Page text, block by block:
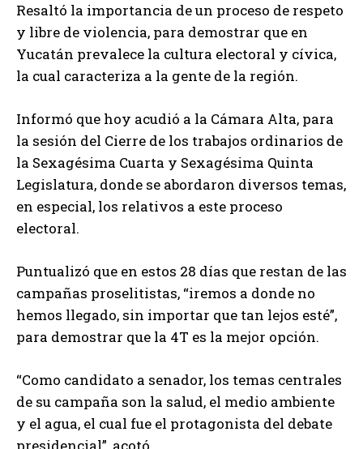
Resaltó la importancia de un proceso de respeto
y libre de violencia, para demostrar que en
Yucatán prevalece la cultura electoral y cívica,
la cual caracteriza a la gente de la región.
Informó que hoy acudió a la Cámara Alta, para
la sesión del Cierre de los trabajos ordinarios de
la Sexagésima Cuarta y Sexagésima Quinta
Legislatura, donde se abordaron diversos temas,
en especial, los relativos a este proceso
electoral.
Puntualizó que en estos 28 días que restan de las
campañas proselitistas, “iremos a donde no
hemos llegado, sin importar que tan lejos esté”,
para demostrar que la 4T es la mejor opción.
“Como candidato a senador, los temas centrales
de su campaña son la salud, el medio ambiente
y el agua, el cual fue el protagonista del debate